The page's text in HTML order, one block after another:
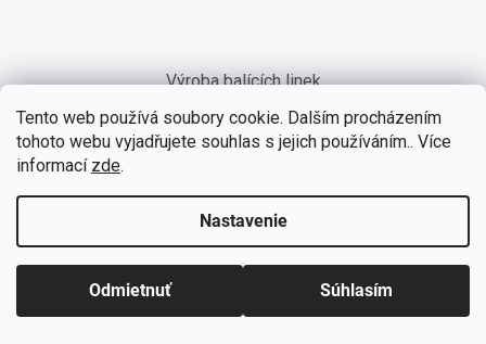
Tento web používá soubory cookie. Dalším procházením
tohoto webu vyjadřujete souhlas s jejich používáním.. Více
informací zde.
Nastavenie
Odmietnuť Súhlasím
Výroba balících linek
Spôsob dopravy a platby